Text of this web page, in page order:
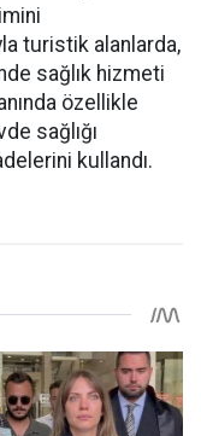
turistik alanlarda,
sağlık hizmeti
özellikle
sağlığı
kullandı.